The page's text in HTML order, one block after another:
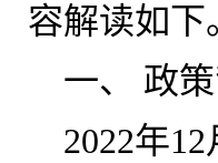
容解读如下
一、 政
2022年